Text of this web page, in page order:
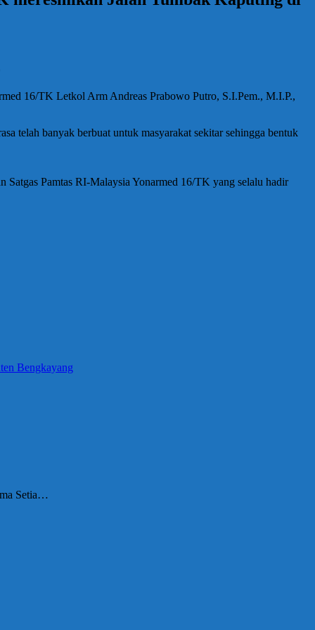
16/TK Letkol Arm Andreas Prabowo Putro, S.I.Pem., M.I.P.,
telah banyak berbuat untuk masyarakat sekitar sehingga bentuk
Satgas Pamtas RI-Malaysia Yonarmed 16/TK yang selalu hadir
Bengkayang
Setia…